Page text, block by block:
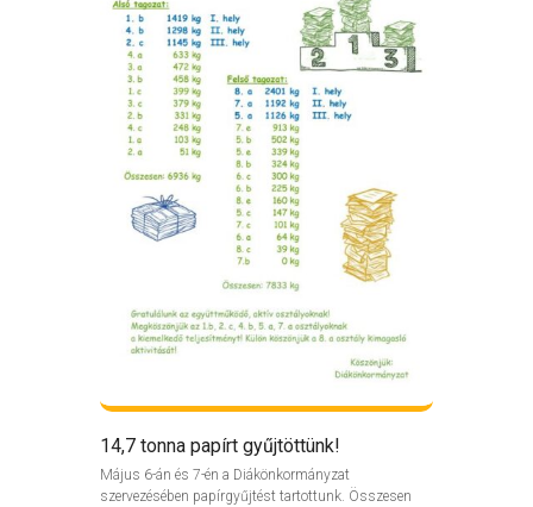
14,7 tonna papírt gyűjtöttünk!
Május 6-án és 7-én a Diákönkormányzat
szervezésében papírgyűjtést tartottunk. Összesen